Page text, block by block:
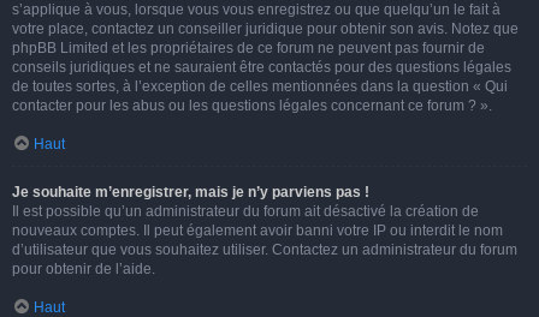
s’applique à vous, lorsque vous vous enregistrez ou que quelqu’un le fait à
votre place, contactez un conseiller juridique pour obtenir son avis. Notez que
phpBB Limited et les propriétaires de ce forum ne peuvent pas fournir de
conseils juridiques et ne sauraient être contactés pour des questions légales
de toutes sortes, à l’exception de celles mentionnées dans la question « Qui
contacter pour les abus ou les questions légales concernant ce forum ? ».
Haut
Je souhaite m’enregistrer, mais je n’y parviens pas !
Il est possible qu’un administrateur du forum ait désactivé la création de
nouveaux comptes. Il peut également avoir banni votre IP ou interdit le nom
d’utilisateur que vous souhaitez utiliser. Contactez un administrateur du forum
pour obtenir de l’aide.
Haut